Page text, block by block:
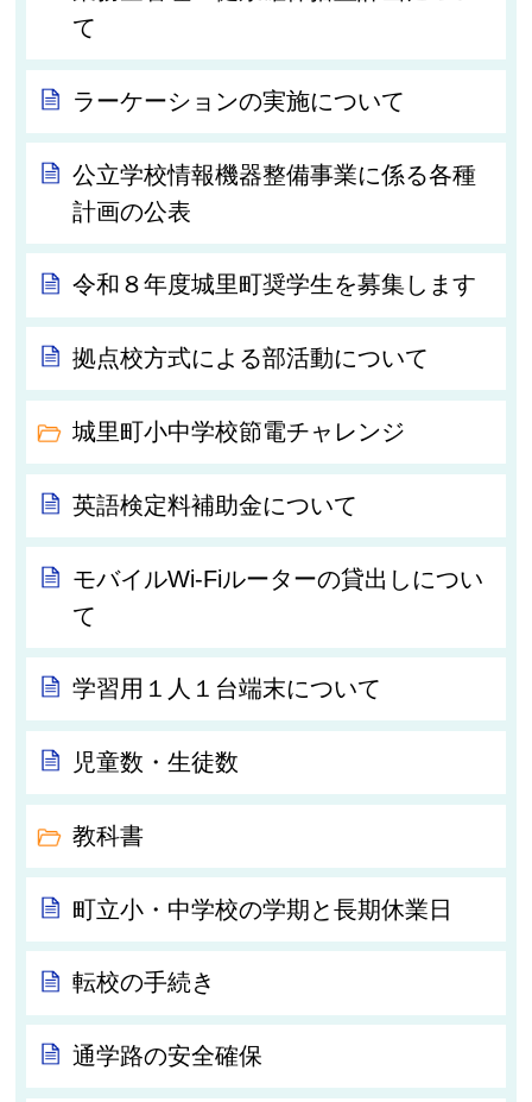
て
ラーケーションの実施について
公立学校情報機器整備事業に係る各種
計画の公表
令和８年度城里町奨学生を募集します
拠点校方式による部活動について
城里町小中学校節電チャレンジ
英語検定料補助金について
モバイルWi-Fiルーターの貸出しについ
て
学習用１人１台端末について
児童数・生徒数
教科書
町立小・中学校の学期と長期休業日
転校の手続き
通学路の安全確保